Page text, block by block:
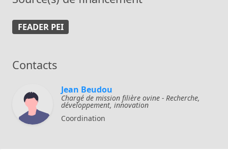
FEADER PEI
Contacts
Jean Beudou
Chargé de mission filière ovine - Recherche,
développement, innovation
Coordination